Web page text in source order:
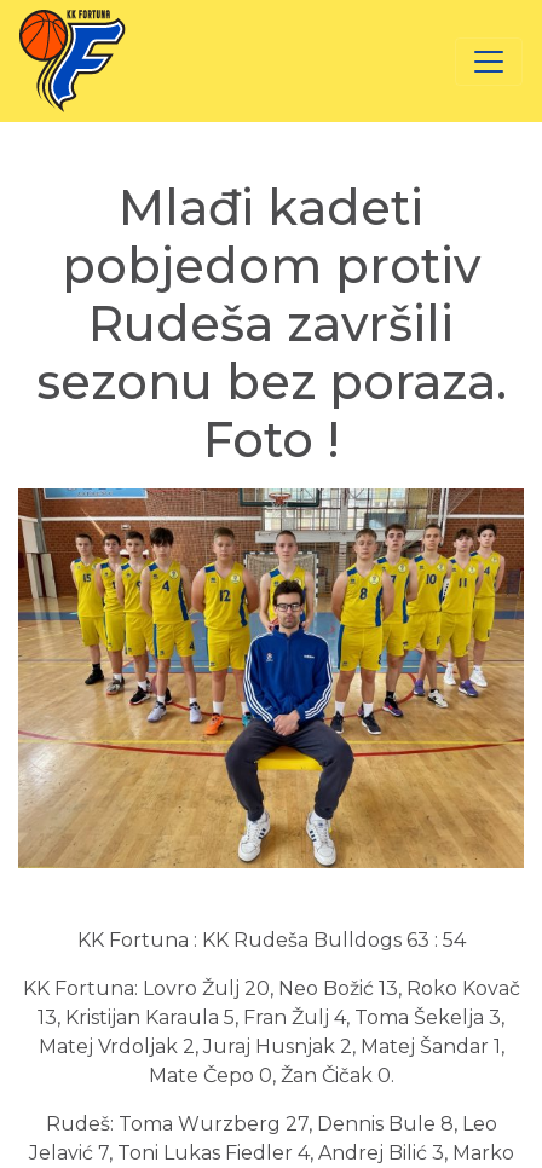
Mlađi kadeti
pobjedom protiv
Rudeša završili
sezonu bez poraza.
Foto !
KK Fortuna : KK Rudeša Bulldogs 63 : 54
KK Fortuna: Lovro Žulj 20, Neo Božić 13, Roko Kovač
13, Kristijan Karaula 5, Fran Žulj 4, Toma Šekelja 3,
Matej Vrdoljak 2, Juraj Husnjak 2, Matej Šandar 1,
Mate Čepo 0, Žan Čičak 0.
Rudeš: Toma Wurzberg 27, Dennis Bule 8, Leo
Jelavić 7, Toni Lukas Fiedler 4, Andrej Bilić 3, Marko